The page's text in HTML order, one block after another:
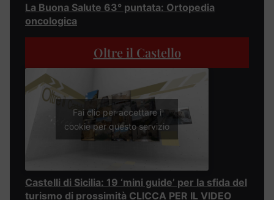
La Buona Salute 63° puntata: Ortopedia
oncologica
Oltre il Castello
Fai clic per accettare i
cookie per questo servizio
Castelli di Sicilia: 19 ‘mini guide’ per la sfida del
turismo di prossimità CLICCA PER IL VIDEO